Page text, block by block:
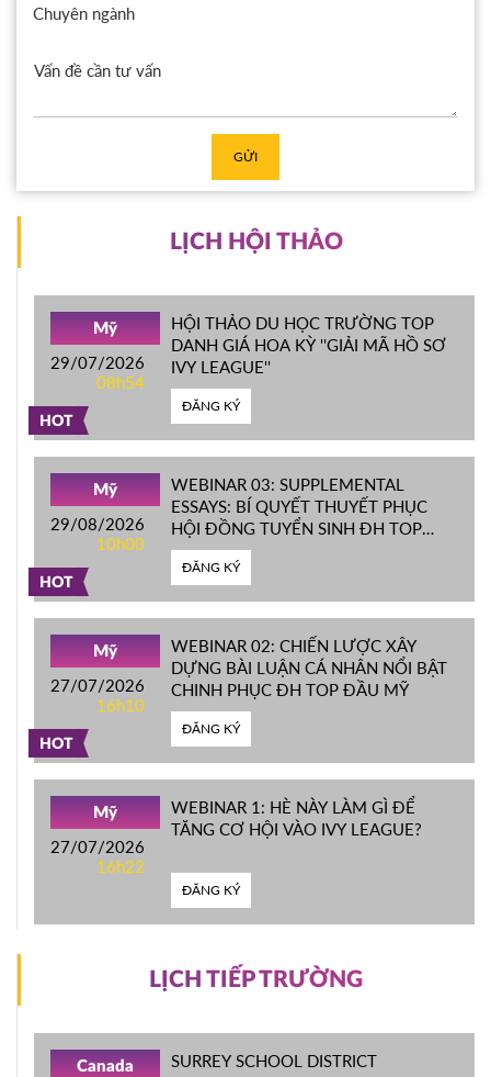
Chuyên ngành
GỬI
LỊCH HỘI THẢO
HOT
Mỹ
29/07/2026
08h54
HỘI THẢO DU HỌC TRƯỜNG TOP
DANH GIÁ HOA KỲ ''GIẢI MÃ HỒ SƠ
IVY LEAGUE''
ĐĂNG KÝ
HOT
Mỹ
29/08/2026
10h00
WEBINAR 03: SUPPLEMENTAL
ESSAYS: BÍ QUYẾT THUYẾT PHỤC
HỘI ĐỒNG TUYỂN SINH ĐH TOP
ĐẦU MỸ
ĐĂNG KÝ
HOT
Mỹ
27/07/2026
16h10
WEBINAR 02: CHIẾN LƯỢC XÂY
DỰNG BÀI LUẬN CÁ NHÂN NỔI BẬT
CHINH PHỤC ĐH TOP ĐẦU MỸ
ĐĂNG KÝ
Mỹ
27/07/2026
16h22
WEBINAR 1: HÈ NÀY LÀM GÌ ĐỂ
TĂNG CƠ HỘI VÀO IVY LEAGUE?
ĐĂNG KÝ
LỊCH TIẾP TRƯỜNG
Canada SURREY SCHOOL DISTRICT